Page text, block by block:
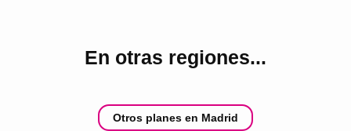
En otras regiones...
Otros planes en Madrid